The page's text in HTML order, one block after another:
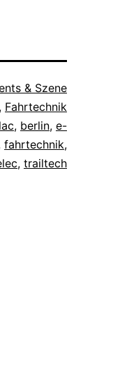
& Szene
, Fahrtechnik
, berlin, e-
fahrtechnik,
, trailtech